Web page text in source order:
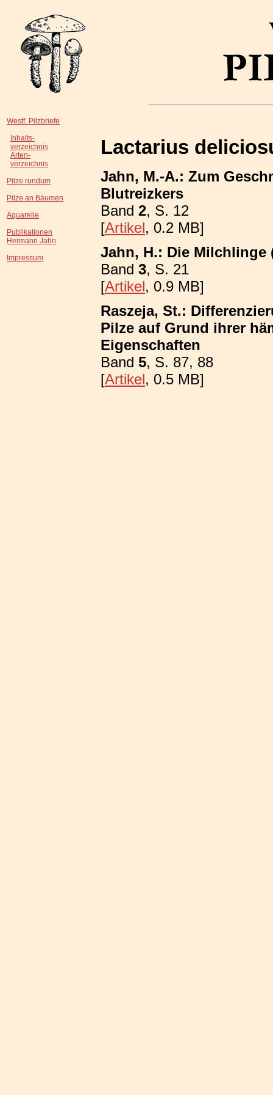
Westf. Pilzbriefe
Inhalts-
verzeichnis
Arten-
verzeichnis
Pilze rundum
Pilze an Bäumen
Aquarelle
Publikationen
Hermann Jahn
Impressum
Lactarius
Jahn, M.-A.: Zum
Blutreizkers
Band 2, S. 12
[Artikel, 0.2 MB]
Jahn, H.: Die Milchlinge
Band 3, S. 21
[Artikel, 0.9 MB]
Raszeja, St.:
Pilze auf Grund ihrer
Eigenschaften
Band 5, S. 87, 88
[Artikel, 0.5 MB]